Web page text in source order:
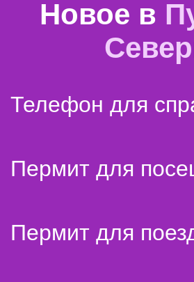
Новое в
Телефон для
Пермит для
Пермит для